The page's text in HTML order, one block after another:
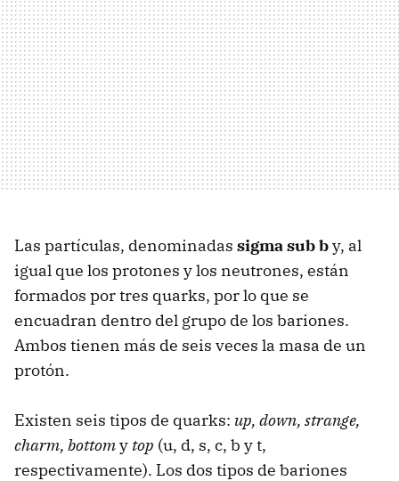
Las partículas, denominadas sigma sub by, al
igual que los protones y los neutrones, están
formados por tres quarks, por lo que se
encuadran dentro del grupo de los bariones.
Ambos tienen más de seis veces la masa de un
protón.
Existen seis tipos de quarks: up, down, strange,
charm, bottomy top (u, d, s, c, b y t,
respectivamente). Los dos tipos de bariones